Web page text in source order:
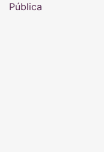
Pública